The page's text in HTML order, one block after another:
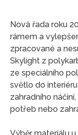
Nová řada roku
rámem a
zpracované a
Skylight z
ze speciálního
světlo do
zahradního
potřeb nebo